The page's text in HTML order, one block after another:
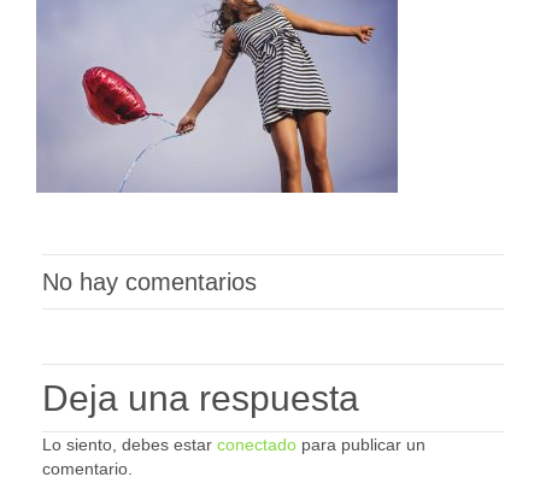
No hay comentarios
Deja una respuesta
Lo siento, debes estar conectado para publicar un
comentario.